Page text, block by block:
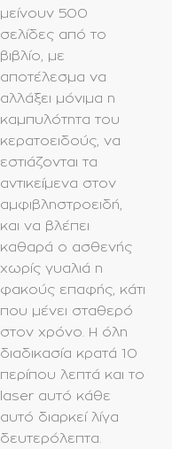
μείνουν 500
σελίδες από το
βιβλίο, με
αποτέλεσμα να
αλλάξει μόνιμα η
καμπυλότητα του
κερατοειδούς, να
εστιάζονται τα
αντικείμενα στον
αμφιβληστροειδή,
και να βλέπει
καθαρά ο ασθενής
χωρίς γυαλιά η
φακούς επαφής, κάτι
που μένει σταθερό
στον χρόνο. Η όλη
διαδικασία κρατά 10
περίπου λεπτά και το
laser αυτό κάθε
αυτό διαρκεί λίγα
δευτερόλεπτα.